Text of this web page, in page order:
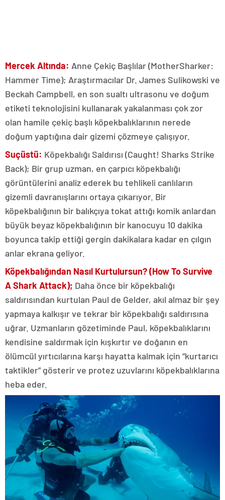
Mercek Altında: Anne Çekiç Başlılar (MotherSharker:
Hammer Time); Araştırmacılar Dr. James Sulikowski ve
Beckah Campbell, en son sualtı ultrasonu ve doğum
etiketi teknolojisini kullanarak yakalanması çok zor
olan hamile çekiç başlı köpekbalıklarının nerede
doğum yaptığına dair gizemi çözmeye çalışıyor.
Suçüstü: Köpekbalığı Saldırısı (Caught! Sharks Strike
Back); Bir grup uzman, en çarpıcı köpekbalığı
görüntülerini analiz ederek bu tehlikeli canlıların
gizemli davranışlarını ortaya çıkarıyor. Bir
köpekbalığının bir balıkçıya tokat attığı komik anlardan
büyük beyaz köpekbalığının bir kanocuyu 10 dakika
boyunca takip ettiği gergin dakikalara kadar en çılgın
anlar ekrana geliyor.
Köpekbalığından Nasıl Kurtulursun? (How To Survive
A Shark Attack); Daha önce bir köpekbalığı
saldırısından kurtulan Paul de Gelder, akıl almaz bir şey
yapmaya kalkışır ve tekrar bir köpekbalığı saldırısına
uğrar. Uzmanların gözetiminde Paul, köpekbalıklarını
kendisine saldırmak için kışkırtır ve doğanın en
ölümcül yırtıcılarına karşı hayatta kalmak için “kurtarıcı
taktikler” gösterir ve protez uzuvlarını köpekbalıklarına
heba eder.